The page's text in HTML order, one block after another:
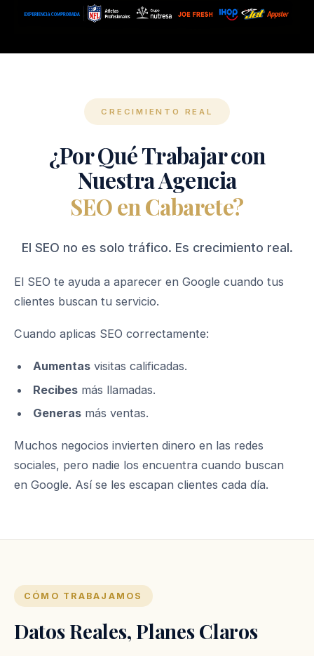
CRECIMIENTO REAL
¿Por Qué Trabajar con
Nuestra Agencia
SEO en Cabarete?
El SEO no es solo tráfico. Es crecimiento real.
El SEO te ayuda a aparecer en Google cuando tus
clientes buscan tu servicio.
Cuando aplicas SEO correctamente:
Aumentas visitas calificadas.
Recibes más llamadas.
Generas más ventas.
Muchos negocios invierten dinero en las redes
sociales, pero nadie los encuentra cuando buscan
en Google. Así se les escapan clientes cada día.
CÓMO TRABAJAMOS
Datos Reales, Planes Claros